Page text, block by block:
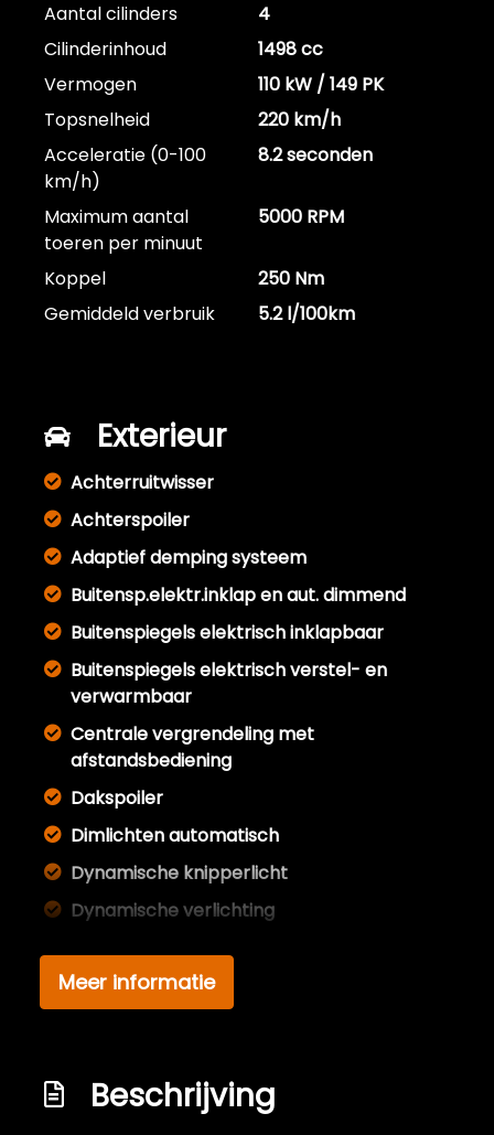
Aantal cilinders
4
Cilinderinhoud
1498 cc
Vermogen
110 kW / 149 PK
Topsnelheid
220 km/h
Acceleratie (0-100
km/h)
8.2 seconden
Maximum aantal
toeren per minuut
5000 RPM
Koppel
250 Nm
Gemiddeld verbruik
5.2 l/100km
Exterieur
Achterruitwisser
Achterspoiler
Adaptief demping systeem
Buitensp.elektr.inklap en aut. dimmend
Buitenspiegels elektrisch inklapbaar
Buitenspiegels elektrisch verstel- en
verwarmbaar
Centrale vergrendeling met
afstandsbediening
Dakspoiler
Dimlichten automatisch
Dynamische knipperlicht
Dynamische verlichting
Getint glas
Parkeersensor voor en achter
Meer informatie
Beschrijving